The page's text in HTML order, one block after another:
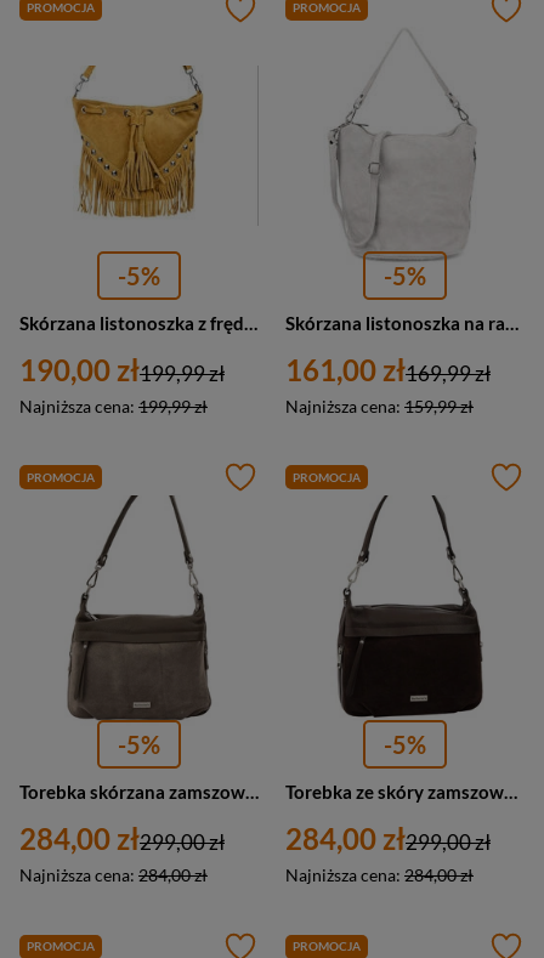
PROMOCJA
-5%
190,00 zł
Najniższa cena: 199,99 zł
199,99 zł
PROMOCJA
-5%
161,00 zł
Najniższa cena: 159,99 zł
169,99 zł
PROMOCJA
-5%
Torebka skórzana zamszowa damska Barberini's 1011-9 listonoszka średnia ciemnobeżowa
284,00 zł
Najniższa cena: 284,00 zł
299,00 zł
PROMOCJA
-5%
Torebka ze skóry zamszowa damska Barberini's 1011-11 listonoszka średnia ciemnobrązowa
284,00 zł
Najniższa cena: 284,00 zł
299,00 zł
PROMOCJA PROMOCJA